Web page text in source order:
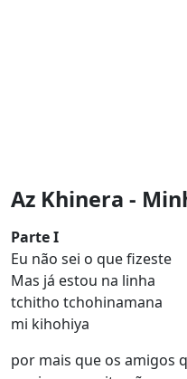
Az Khinera -
Parte I
Eu não sei o que fizeste
Mas já estou na linha
tchitho tchohinamana
mi kihohiya
por mais que os amigos